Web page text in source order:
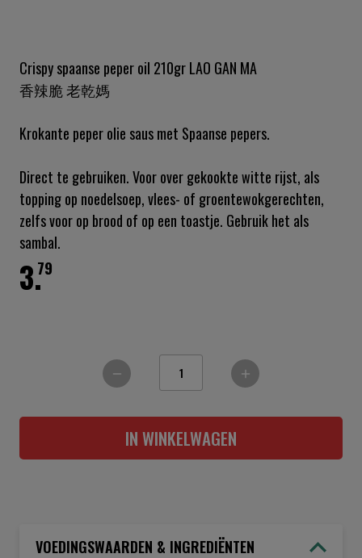
de
afbeeldingen-
gallerij
Crispy spaanse peper oil 210gr LAO GAN MA
香辣脆 老乾媽
Krokante peper olie saus met Spaanse pepers.
Direct te gebruiken. Voor over gekookte witte rijst, als
topping op noedelsoep, vlees- of groentewokgerechten,
zelfs voor op brood of op een toastje. Gebruik het als
sambal.
79
3.
IN WINKELWAGEN
VOEDINGSWAARDEN & INGREDIËNTEN